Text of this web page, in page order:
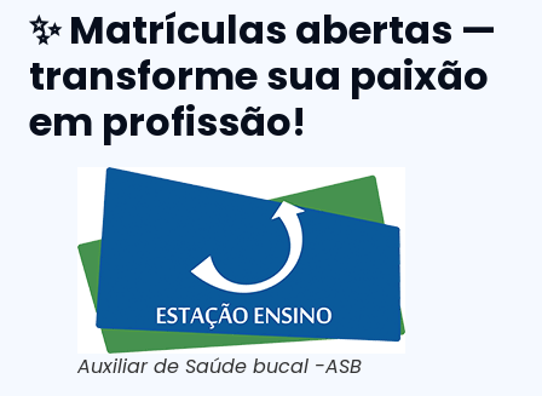
✨Matrículas abertas —
transforme sua paixão
em profissão!
Auxiliar de Saúde bucal -ASB